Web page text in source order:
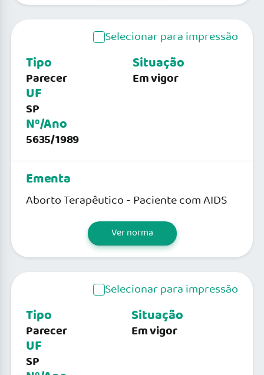
Selecionar para impressão
Tipo
Parecer
UF
SP
Nº/Ano
5635/1989
Situação
Em vigor
Ementa
Aborto Terapêutico - Paciente com AIDS
Ver norma
Selecionar para impressão
Tipo
Parecer
UF
SP
Situação
Em vigor